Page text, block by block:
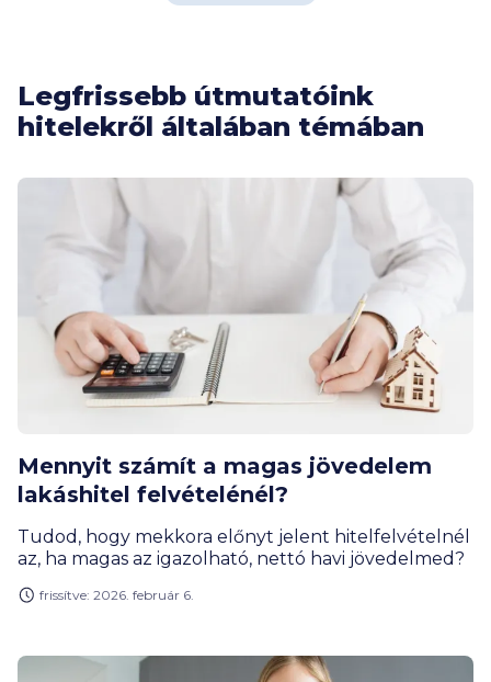
Legfrissebb útmutatóink
hitelekről általában témában
Mennyit számít a magas jövedelem
lakáshitel felvételénél?
Tudod, hogy mekkora előnyt jelent hitelfelvételnél
az, ha magas az igazolható, nettó havi jövedelmed?
frissítve: 2026. február 6.